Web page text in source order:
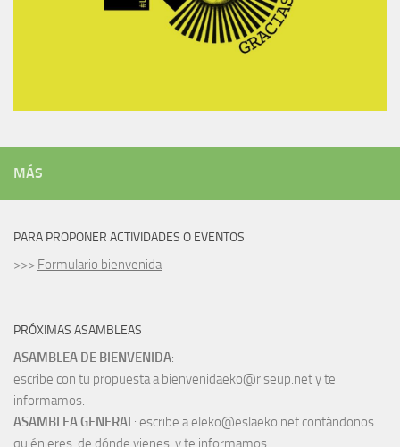
MÁS
PARA PROPONER ACTIVIDADES O EVENTOS
>>> Formulario bienvenida
PRÓXIMAS ASAMBLEAS
ASAMBLEA DE BIENVENIDA:
escribe con tu propuesta a bienvenidaeko@riseup.net y te
informamos.
ASAMBLEA GENERAL: escribe a eleko@eslaeko.net contándonos
quién eres, de dónde vienes, y te informamos.